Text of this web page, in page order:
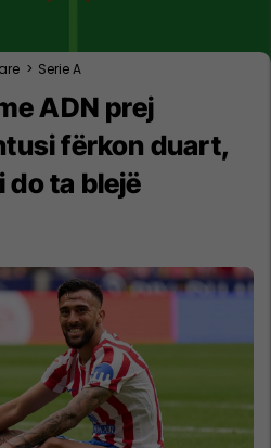
> Serie A
ADN prej
fërkon duart,
ta blejë